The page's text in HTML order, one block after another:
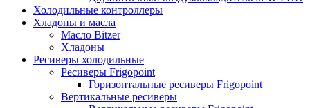
Холодильные контроллеры
Хладоны и масла
Масло Bitzer
Хладоны
Ресиверы холодильные
Ресиверы Frigopoint
Горизонтальные ресиверы Frigopoint
Вертикальные ресиверы